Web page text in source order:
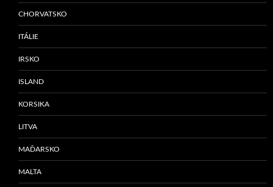
CHORVATSKO
ITÁLIE
IRSKO
ISLAND
KORSIKA
LITVA
MAĎARSKO
MALTA